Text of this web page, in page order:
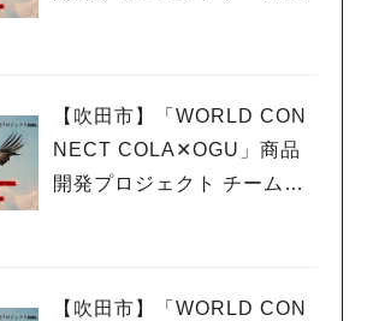
【吹田市】「WORLD CON
NECT COLA✕OGU」商品
開発プロジェクト チームOG
【吹田市】「WORLD CON